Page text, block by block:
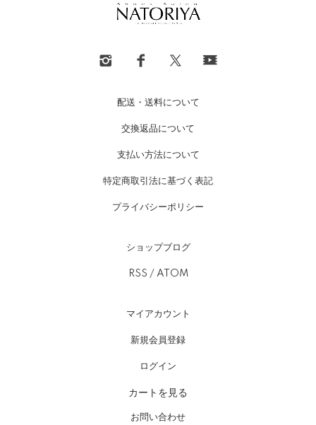
配送・送料について
交換返品について
支払い方法について
特定商取引法に基づく表記
プライバシーポリシー
ショップブログ
RSS / ATOM
マイアカウント
新規会員登録
ログイン
カートを見る
お問い合わせ